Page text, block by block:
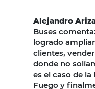
Alejandro
Buses
logrado
clientes,
donde no
es el caso de
Fuego y